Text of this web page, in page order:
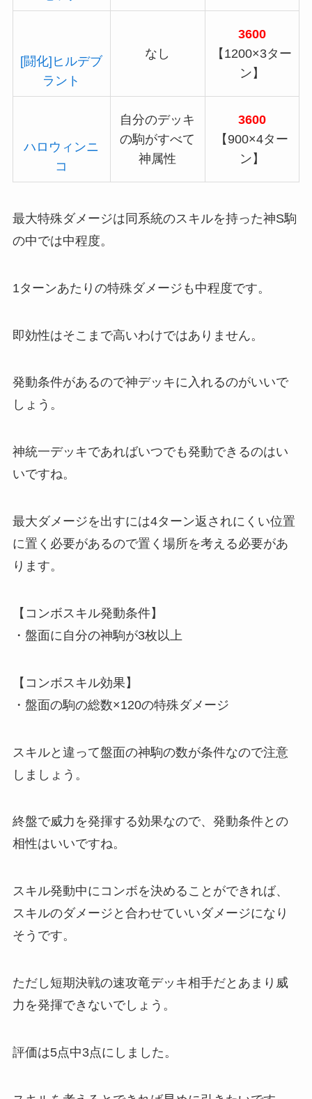
[闘化]ヒルデブ
ラント
なし
3600
【1200×3ター
ン】
ハロウィンニ
コ
自分のデッキ
の駒がすべて
神属性
3600
【900×4ター
ン】
最大特殊ダメージは同系統のスキルを持った神S駒
の中では中程度。
1ターンあたりの特殊ダメージも中程度です。
即効性はそこまで高いわけではありません。
発動条件があるので神デッキに入れるのがいいで
しょう。
神統一デッキであればいつでも発動できるのはい
いですね。
最大ダメージを出すには4ターン返されにくい位置
に置く必要があるので置く場所を考える必要があ
ります。
【コンボスキル発動条件】
・盤面に自分の神駒が3枚以上
【コンボスキル効果】
・盤面の駒の総数×120の特殊ダメージ
スキルと違って盤面の神駒の数が条件なので注意
しましょう。
終盤で威力を発揮する効果なので、発動条件との
相性はいいですね。
スキル発動中にコンボを決めることができれば、
スキルのダメージと合わせていいダメージになり
そうです。
ただし短期決戦の速攻竜デッキ相手だとあまり威
力を発揮できないでしょう。
評価は5点中3点にしました。